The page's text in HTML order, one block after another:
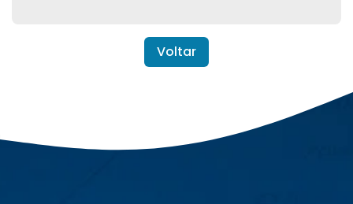
Voltar